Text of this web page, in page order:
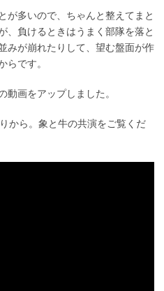
が多いので、ちゃんと整えてまと
、負けるときはうまく部隊を落と
みが崩れたりして、望む盤面が作
らです。
動画をアップしました。
から。象と牛の共演をご覧くだ